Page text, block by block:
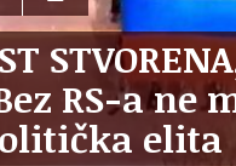
RS-a ne
elita